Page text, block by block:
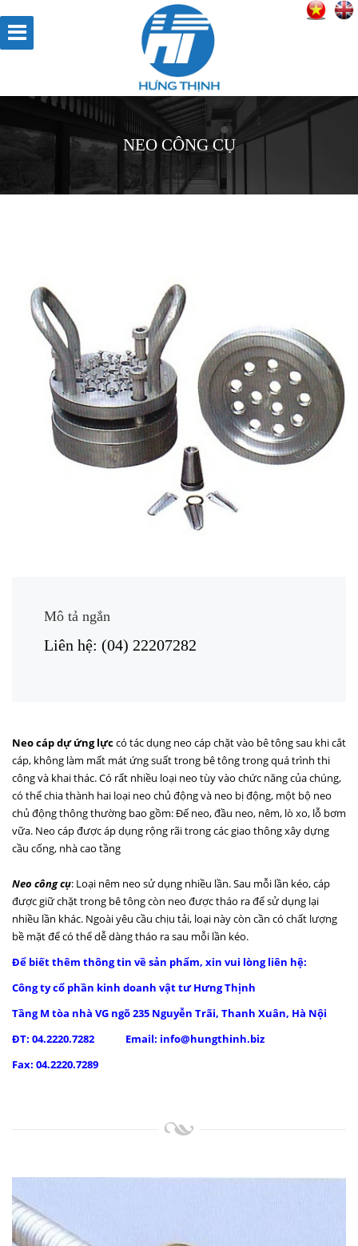
NEO CÔNG CỤ
Mô tả ngắn
Liên hệ: (04) 22207282
Neo cáp dự ứng lựccó tác dụng neo cáp chặt vào bê tông sau khi cắt
cáp, không làm mất mát ứng suất trong bê tông trong quá trình thi
công và khai thác. Có rất nhiều loại neo tùy vào chức năng của chúng,
có thể chia thành hai loại neo chủ động và neo bị động, một bộ neo
chủ động thông thường bao gồm: Đế neo, đầu neo, nêm, lò xo, lỗ bơm
vữa. Neo cáp được áp dụng rộng rãi trong các giao thông xây dựng
cầu cống, nhà cao tầng
Neo công cụ: Loại nêm neo sử dụng nhiều lần. Sau mỗi lần kéo, cáp
được giữ chặt trong bê tông còn neo được tháo ra để sử dụng lại
nhiều lần khác. Ngoài yêu cầu chịu tải, loại này còn cần có chất lượng
bề mặt để có thể dễ dàng tháo ra sau mỗi lần kéo.
Để biết thêm thông tin về sản phẩm, xin vui lòng liên hệ:
Công ty cổ phần kinh doanh vật tư Hưng Thịnh
Tầng M tòa nhà VG ngõ 235 Nguyễn Trãi, Thanh Xuân, Hà Nội
ĐT: 04.2220.7282 Email: info@hungthinh.biz
Fax: 04.2220.7289